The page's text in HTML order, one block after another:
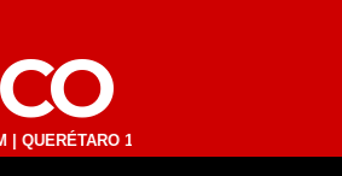
103.1 FM | SAN JUAN DEL RÍO